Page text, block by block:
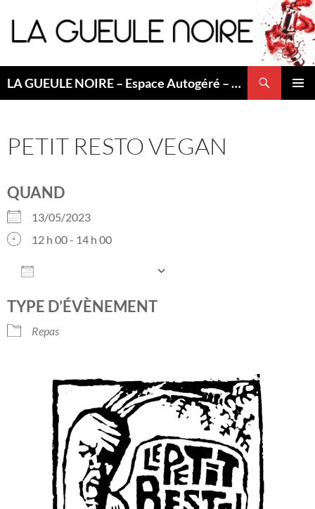
au
contenu
LA GUEULE NOIRE – Espace Autogéré – Saint Etienne
PETIT RESTO VEGAN
QUAND
13/05/2023
12 h 00 - 14 h 00
TYPE D’ÉVÈNEMENT
Repas